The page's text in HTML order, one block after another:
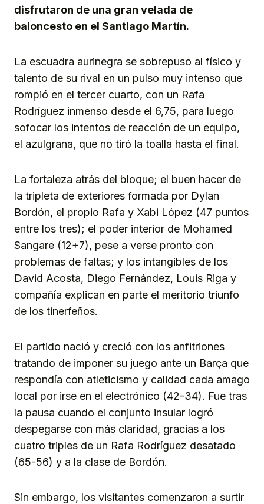
disfrutaron de una gran velada de
baloncesto en el Santiago Martín.
La escuadra aurinegra se sobrepuso al físico y
talento de su rival en un pulso muy intenso que
rompió en el tercer cuarto, con un Rafa
Rodríguez inmenso desde el 6,75, para luego
sofocar los intentos de reacción de un equipo,
el azulgrana, que no tiró la toalla hasta el final.
La fortaleza atrás del bloque; el buen hacer de
la tripleta de exteriores formada por Dylan
Bordón, el propio Rafa y Xabi López (47 puntos
entre los tres); el poder interior de Mohamed
Sangare (12+7), pese a verse pronto con
problemas de faltas; y los intangibles de los
David Acosta, Diego Fernández, Louis Riga y
compañía explican en parte el meritorio triunfo
de los tinerfeños.
El partido nació y creció con los anfitriones
tratando de imponer su juego ante un Barça que
respondía con atleticismo y calidad cada amago
local por irse en el electrónico (42-34). Fue tras
la pausa cuando el conjunto insular logró
despegarse con más claridad, gracias a los
cuatro triples de un Rafa Rodríguez desatado
(65-56) y a la clase de Bordón.
Sin embargo, los visitantes comenzaron a surtir